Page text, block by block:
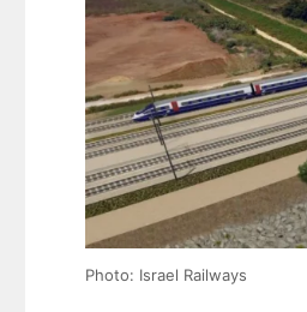
Photo: Israel Railways